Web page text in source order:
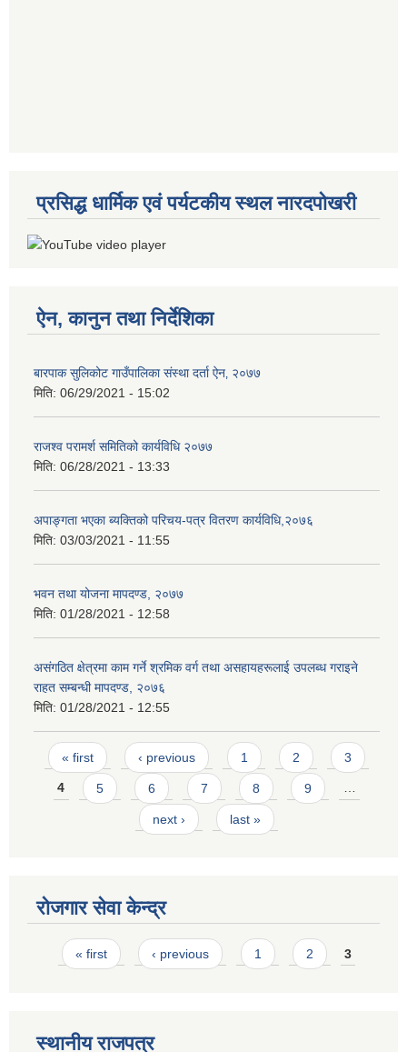
प्रसिद्ध धार्मिक एवं पर्यटकीय स्थल नारदपोखरी
ऐन, कानुन तथा निर्देशिका
बारपाक सुलिकोट गाउँपालिका संस्था दर्ता ऐन‚ २०७७
मिति: 06/29/2021 - 15:02
राजश्व परामर्श समितिको कार्यविधि २०७७
मिति: 06/28/2021 - 13:33
अपाङ्गता भएका ब्यक्तिको परिचय-पत्र वितरण कार्यविधि,२०७६
मिति: 03/03/2021 - 11:55
भवन तथा योजना मापदण्ड, २०७७
मिति: 01/28/2021 - 12:58
असंगठित क्षेत्रमा काम गर्ने श्रमिक वर्ग तथा असहायहरूलाई उपलब्ध गराइने
राहत सम्बन्धी मापदण्ड, २०७६
मिति: 01/28/2021 - 12:55
Pages
« first ‹ previous 1 2 3
4 5 6 7 8 9 …
next › last »
रोजगार सेवा केन्द्र
Pages
« first ‹ previous 1 2 3
स्थानीय राजपत्र